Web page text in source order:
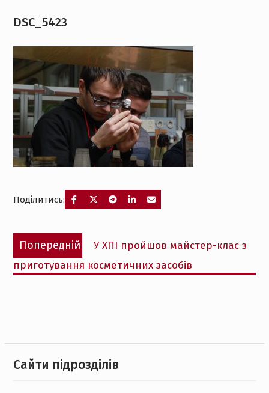
DSC_5423
Поділитись:
Навігація
записів
Попередній
Попередній
запис:
У ХПІ пройшов майстер-клас з
приготування косметичних засобів
Cайти підрозділів